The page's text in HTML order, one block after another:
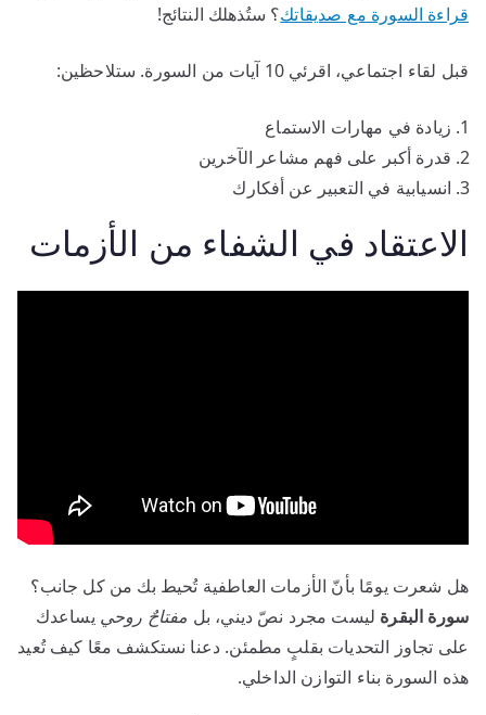
قراءة السورة مع صديقاتك؟ ستُذهلك النتائج!
قبل لقاء اجتماعي، اقرئي 10 آيات من السورة. ستلاحظين:
زيادة في مهارات الاستماع
قدرة أكبر على فهم مشاعر الآخرين
انسيابية في التعبير عن أفكارك
الاعتقاد في الشفاء من الأزمات
هل شعرت يومًا بأنّ الأزمات العاطفية تُحيط بك من كل جانب؟
سورة البقرة ليست مجرد نصّ ديني، بل مفتاحٌ روحي يساعدك
على تجاوز التحديات بقلبٍ مطمئن. دعنا نستكشف معًا كيف تُعيد
هذه السورة بناء التوازن الداخلي.